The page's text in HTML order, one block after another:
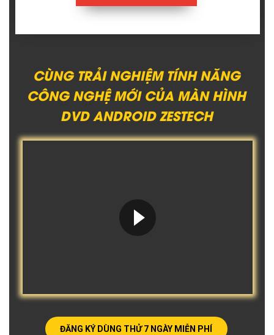
CÙNG TRẢI NGHIỆM TÍNH NĂNG
CÔNG NGHỆ MỚI CỦA MÀN HÌNH
DVD ANDROID ZESTECH
ĐĂNG KÝ DÙNG THỬ 7 NGÀY MIỄN PHÍ